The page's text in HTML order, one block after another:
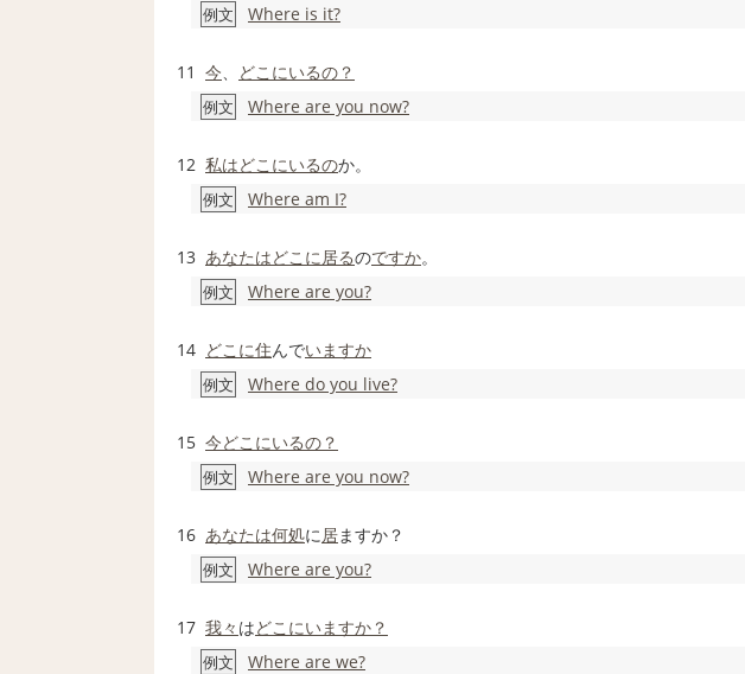
例文 Where is it?
11 今 どこにいるの？
例文 Where are you now?
12 私はどこにいるのか。
例文 Where am I?
13 あなたはどこに 居るのですか。
例文 Where are you?
14 どこに住んでいますか
例文 Where do you live?
15 今どこにいるの？
例文 Where are you now?
16 あなたは何処に 居ますか？
例文 Where are you?
17 我々 はどこにいますか？
例文 Where are we?